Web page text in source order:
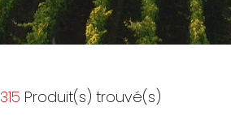
315 Produit(s) trouvé(s)